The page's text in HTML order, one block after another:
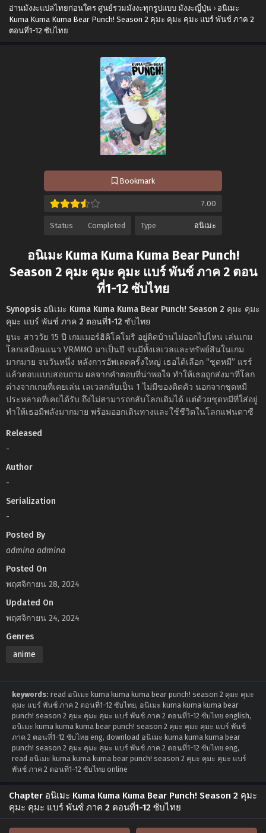
อ่านมังงะแปลไทยก่อนใคร ศูนย์รวมมังงะทุกรูปแบบ มังงะญี่ปุ่น › อนิเมะ
Kuma Kuma Kuma Bear Punch! Season 2 คุมะ คุมะ คุมะ แบร์ พันช์ ภาค 2
ตอนที่1-12 ซับไทย
Bookmark
7.00
Status Completed Type อนิเมะ
อนิเมะ Kuma Kuma Kuma Bear Punch!
Season 2 คุมะ คุมะ คุมะ แบร์ พันช์ ภาค 2 ตอน
ที่1-12 ซับไทย
Synopsis อนิเมะ Kuma Kuma Kuma Bear Punch! Season 2 คุมะ คุมะ
คุมะ แบร์ พันช์ ภาค 2 ตอนที่1-12 ซับไทย
ยูนะ สาววัย 15 ปี เกมเมอร์ฮิคิโคโมริ อยู่ติดบ้านไม่ออกไปไหน เล่นเกม
โลกเสมือนแนว VRMMO มาเป็นปี จนมีทั้งเลเวลและทรัพย์สินในเกม
มากมาย จนวันหนึ่ง หลังการอัพเดตครั้งใหญ่ เธอได้เลือก “ชุดหมี” แรร์
แล้วตอบแบบสอบถาม ผลจากคำตอบที่น่าพอใจ ทำให้เธอถูกส่งมาที่โลก
ต่างจากเกมที่เคยเล่น เลเวลกลับเป็น 1 ไม่มีของติดตัว นอกจากชุดหมี
ประหลาดที่เคยได้รับ ถึงไม่สามารถกลับโลกเดิมได้ แต่ด้วยชุดหมีที่ใส่อยู่
ทำให้เธอมีพลังมากมาย พร้อมออกเดินทางและใช้ชีวิตในโลกแฟนตาซี
Released
-
Author
-
Serialization
-
Posted By
admina admina
Posted On
พฤศจิกายน 28, 2024
Updated On
พฤศจิกายน 24, 2024
Genres
anime
keywords: read อนิเมะ kuma kuma kuma bear punch! season 2 คุมะ คุมะ
คุมะ แบร์ พันช์ ภาค 2 ตอนที่1-12 ซับไทย, อนิเมะ kuma kuma kuma bear
punch! season 2 คุมะ คุมะ คุมะ แบร์ พันช์ ภาค 2 ตอนที่1-12 ซับไทย english,
อนิเมะ kuma kuma kuma bear punch! season 2 คุมะ คุมะ คุมะ แบร์ พันช์
ภาค 2 ตอนที่1-12 ซับไทย eng, download อนิเมะ kuma kuma kuma bear
punch! season 2 คุมะ คุมะ คุมะ แบร์ พันช์ ภาค 2 ตอนที่1-12 ซับไทย eng,
read อนิเมะ kuma kuma kuma bear punch! season 2 คุมะ คุมะ คุมะ แบร์
พันช์ ภาค 2 ตอนที่1-12 ซับไทย online
Chapter อนิเมะ Kuma Kuma Kuma Bear Punch! Season 2 คุมะ
คุมะ คุมะ แบร์ พันช์ ภาค 2 ตอนที่1-12 ซับไทย